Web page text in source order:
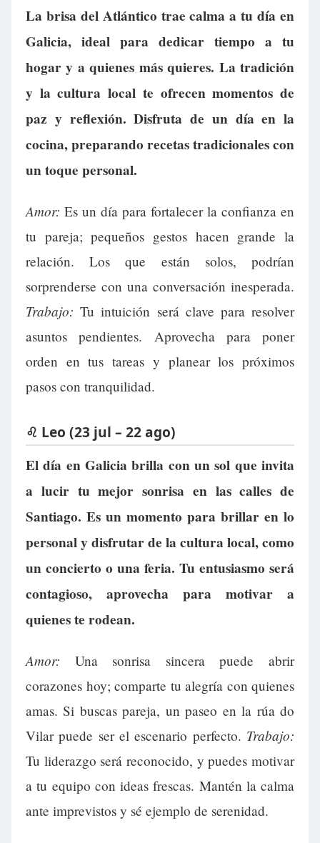
La brisa del Atlántico trae calma a tu día en
Galicia, ideal para dedicar tiempo a tu
hogar y a quienes más quieres. La tradición
y la cultura local te ofrecen momentos de
paz y reflexión. Disfruta de un día en la
cocina, preparando recetas tradicionales con
un toque personal.
Amor: Es un día para fortalecer la confianza en
tu pareja; pequeños gestos hacen grande la
relación. Los que están solos, podrían
sorprenderse con una conversación inesperada.
Trabajo: Tu intuición será clave para resolver
asuntos pendientes. Aprovecha para poner
orden en tus tareas y planear los próximos
pasos con tranquilidad.
♌ Leo (23 jul – 22 ago)
El día en Galicia brilla con un sol que invita
a lucir tu mejor sonrisa en las calles de
Santiago. Es un momento para brillar en lo
personal y disfrutar de la cultura local, como
un concierto o una feria. Tu entusiasmo será
contagioso, aprovecha para motivar a
quienes te rodean.
Amor: Una sonrisa sincera puede abrir
corazones hoy; comparte tu alegría con quienes
amas. Si buscas pareja, un paseo en la rúa do
Vilar puede ser el escenario perfecto. Trabajo:
Tu liderazgo será reconocido, y puedes motivar
a tu equipo con ideas frescas. Mantén la calma
ante imprevistos y sé ejemplo de serenidad.